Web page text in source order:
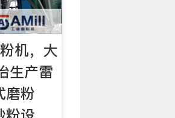
机，大
生产雷
磨粉